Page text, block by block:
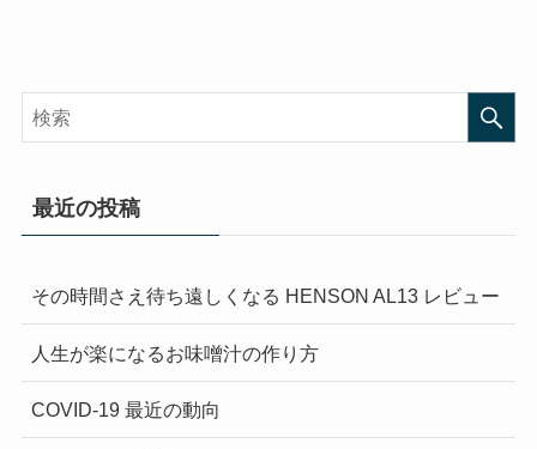
最近の投稿
その時間さえ待ち遠しくなる HENSON AL13 レビュー
人生が楽になるお味噌汁の作り方
COVID-19 最近の動向